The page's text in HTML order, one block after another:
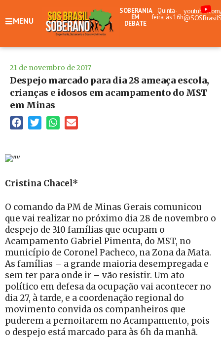
MENU
SOBERANIA
EM
DEBATE
Quinta-
feira, às 16h
21 de novembro de 2017
Despejo marcado para dia 28 ameaça escola,
crianças e idosos em acampamento do MST
em Minas
Cristina Chacel*
O comando da PM de Minas Gerais comunicou
que vai realizar no próximo dia 28 de novembro o
despejo de 310 famílias que ocupam o
Acampamento Gabriel Pimenta, do MST, no
município de Coronel Pacheco, na Zona da Mata.
As famílias – a grande maioria desempregada e
sem ter para onde ir – vão resistir. Um ato
político em defesa da ocupação vai acontecer no
dia 27, à tarde, e a coordenação regional do
movimento convida os companheiros que
puderem a pernoitarem no Acampamento, pois
o despejo está marcado para às 6h da manhã.